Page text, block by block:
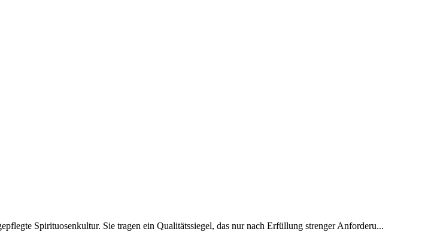
Spirituosenkultur. Sie tragen ein Qualitätssiegel, das nur nach Erfüllung strenger Anforderu...